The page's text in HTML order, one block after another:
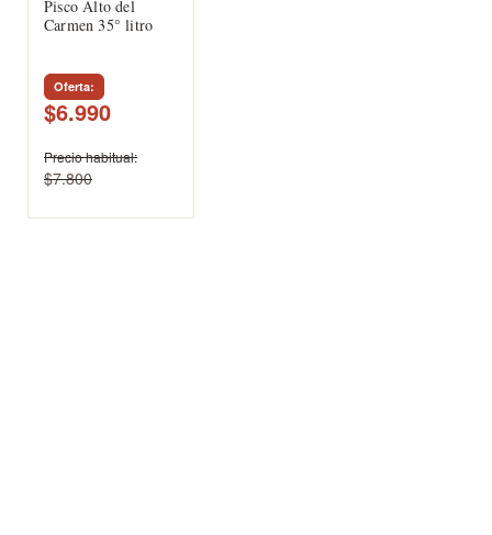
Pisco Alto del
Carmen 35° litro
Oferta
$6.990
Precio habitual
$7.800